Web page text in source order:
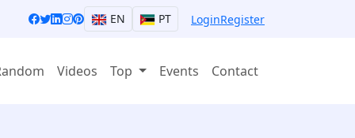
EN PT LoginRegister
Videos Top Events Contact